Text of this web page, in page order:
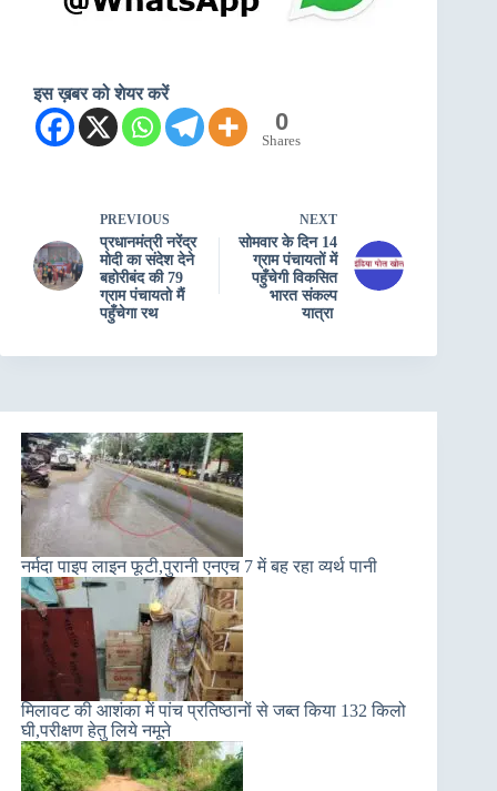
इस ख़बर को शेयर करें
0
Shares
PREVIOUS
प्रधानमंत्री नरेंद्र
मोदी का संदेश देने
बहोरीबंद की 79
ग्राम पंचायतो मैं
पहुँचेगा रथ
NEXT
सोमवार के दिन 14
ग्राम पंचायतों में
पहुँचेगी विकसित
भारत संकल्प
यात्रा
नर्मदा पाइप लाइन फूटी,पुरानी एनएच 7 में बह रहा व्यर्थ पानी
मिलावट की आशंका में पांच प्रतिष्ठानों से जब्त किया 132 किलो
घी,परीक्षण हेतु लिये नमूने